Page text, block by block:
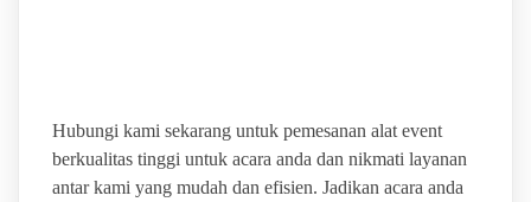
Hubungi kami sekarang untuk pemesanan alat event
berkualitas tinggi untuk acara anda dan nikmati layanan
antar kami yang mudah dan efisien. Jadikan acara anda